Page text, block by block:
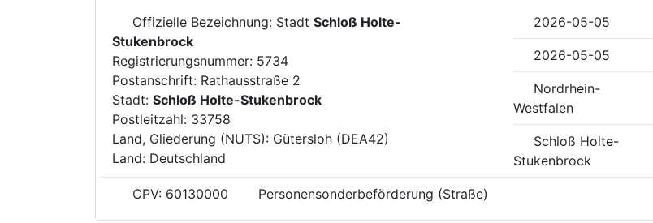
Offizielle Bezeichnung: Stadt Schloß Holte-
Stukenbrock
Registrierungsnummer: 5734
Postanschrift: Rathausstraße 2
Stadt: Schloß Holte-Stukenbrock
Postleitzahl: 33758
Land, Gliederung (NUTS): Gütersloh (DEA42)
Land: Deutschland
2026-05-05
2026-05-05
Nordrhein-
Westfalen
Schloß Holte-
Stukenbrock
CPV: 60130000 Personensonderbeförderung (Straße)